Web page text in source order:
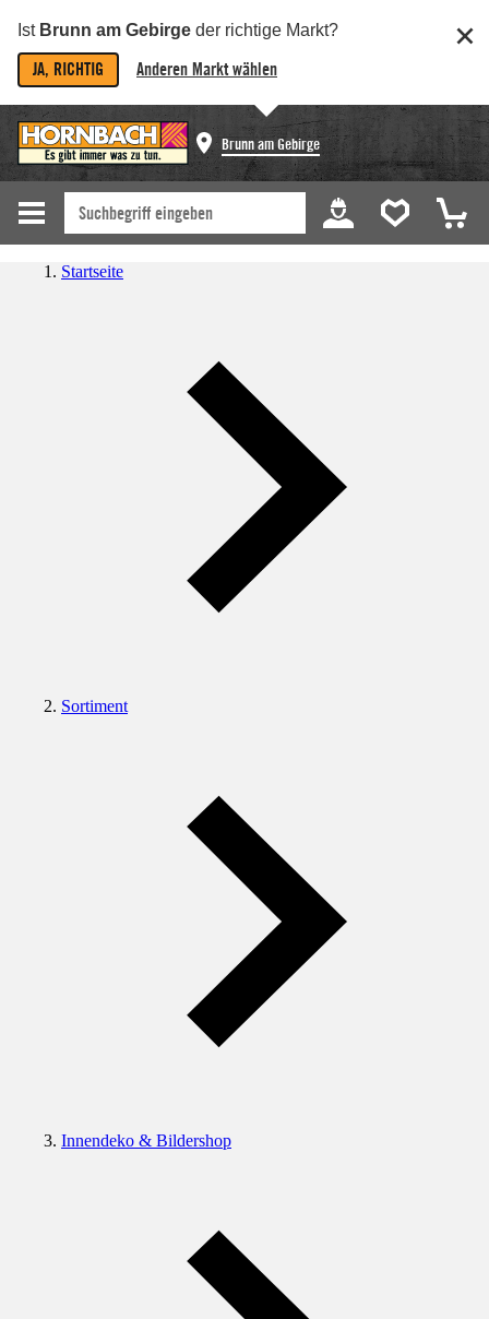
Ist Brunn am Gebirge der richtige Markt?
JA, RICHTIG Anderen Markt wählen
Brunn am Gebirge
Startseite
Sortiment
Innendeko & Bildershop